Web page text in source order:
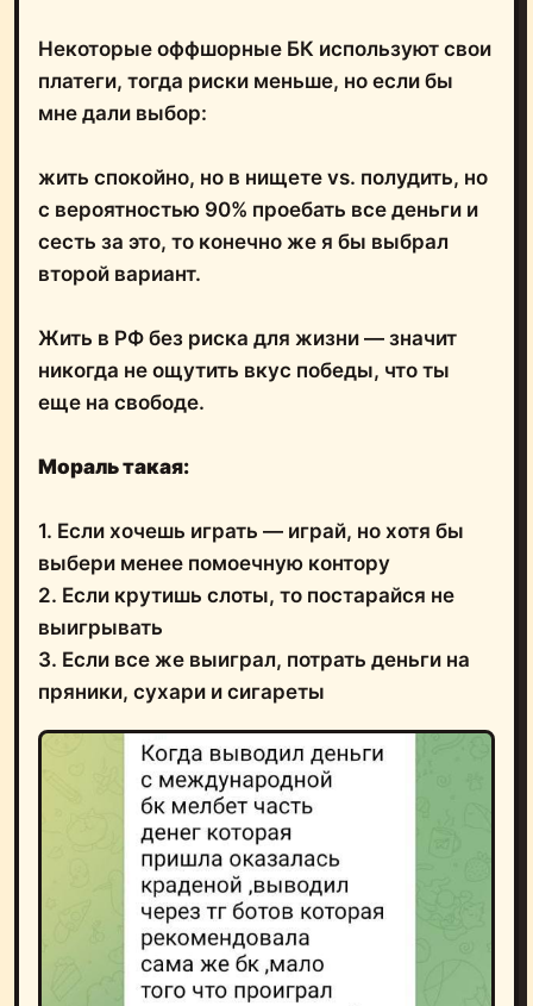
Некоторые оффшорные БК используют свои
платеги, тогда риски меньше, но если бы
мне дали выбор:
жить спокойно, но в нищете vs. полудить, но
с вероятностью 90% проебать все деньги и
сесть за это, то конечно же я бы выбрал
второй вариант.
Жить в РФ без риска для жизни — значит
никогда не ощутить вкус победы, что ты
еще на свободе.
Мораль такая:
1. Если хочешь играть — играй, но хотя бы
выбери менее помоечную контору
2. Если крутишь слоты, то постарайся не
выигрывать
3. Если все же выиграл, потрать деньги на
пряники, сухари и сигареты